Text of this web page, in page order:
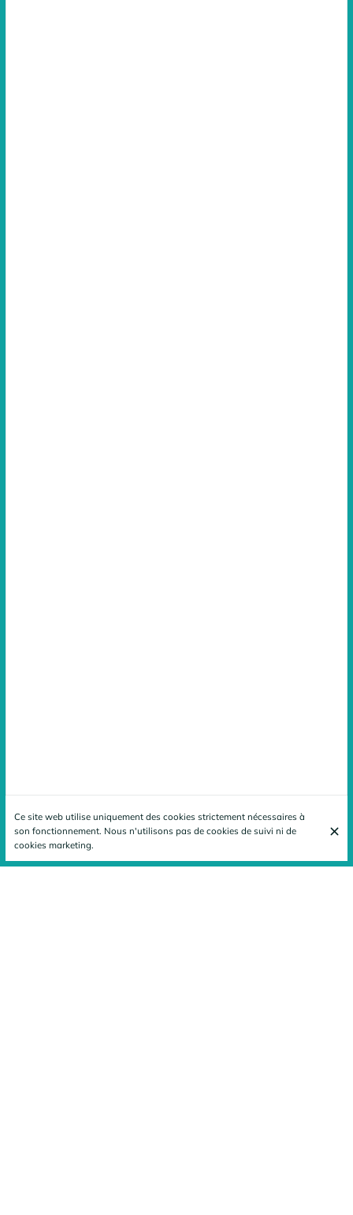
Ce site web utilise uniquement des cookies strictement nécessaires à
son fonctionnement. Nous n'utilisons pas de cookies de suivi ni de
cookies marketing.